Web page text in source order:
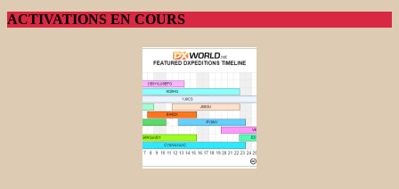
ACTIVATIONS EN COURS